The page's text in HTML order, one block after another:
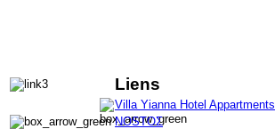
Liens
Villa Yianna Hotel Appartments
ΝΟSΤΟΣ